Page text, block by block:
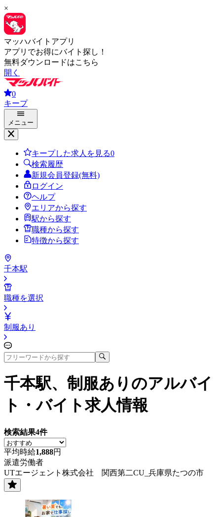
×
マッハバイトアプリ
アプリでお得にバイト探し！
無料ダウンロードはこちら
開く
0
キープ
メニュー
キープした求人を見る0
検索履歴
新規会員登録(無料)
ログイン
ヘルプ
エリアから探す
駅から探す
職種から探す
特徴から探す
千本駅
職種を選択
制服あり
千本駅、制服あり のアルバイ
ト・バイト求人情報
検索結果4件
平均時給1,888円
派遣労働者
UTエージェント株式会社 関西第二CU_兵庫県たつの市